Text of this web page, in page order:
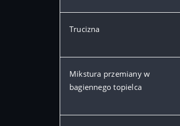
Trucizna
Mikstura przemiany w
bagiennego topielca